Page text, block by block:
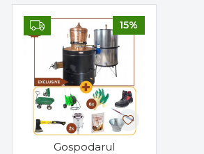
15%
Gospodarul